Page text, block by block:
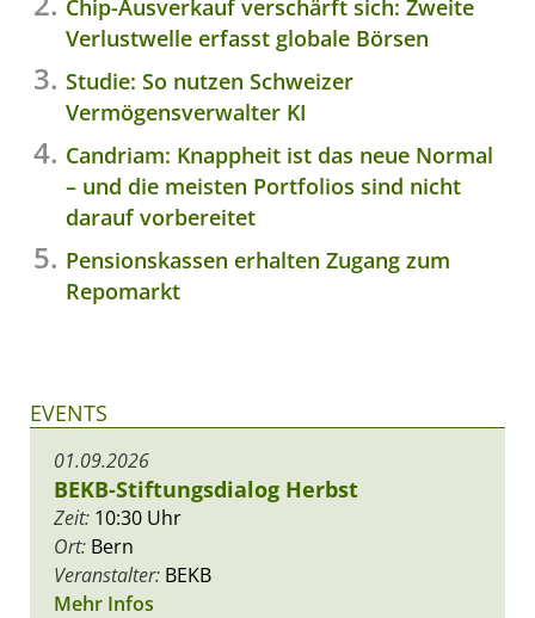
Chip-Ausverkauf verschärft sich: Zweite
Verlustwelle erfasst globale Börsen
Studie: So nutzen Schweizer
Vermögensverwalter KI
Candriam: Knappheit ist das neue Normal
– und die meisten Portfolios sind nicht
darauf vorbereitet
Pensionskassen erhalten Zugang zum
Repomarkt
EVENTS
01.09.2026
BEKB-Stiftungsdialog Herbst
Zeit: 10:30 Uhr
Ort: Bern
Veranstalter: BEKB
Mehr Infos